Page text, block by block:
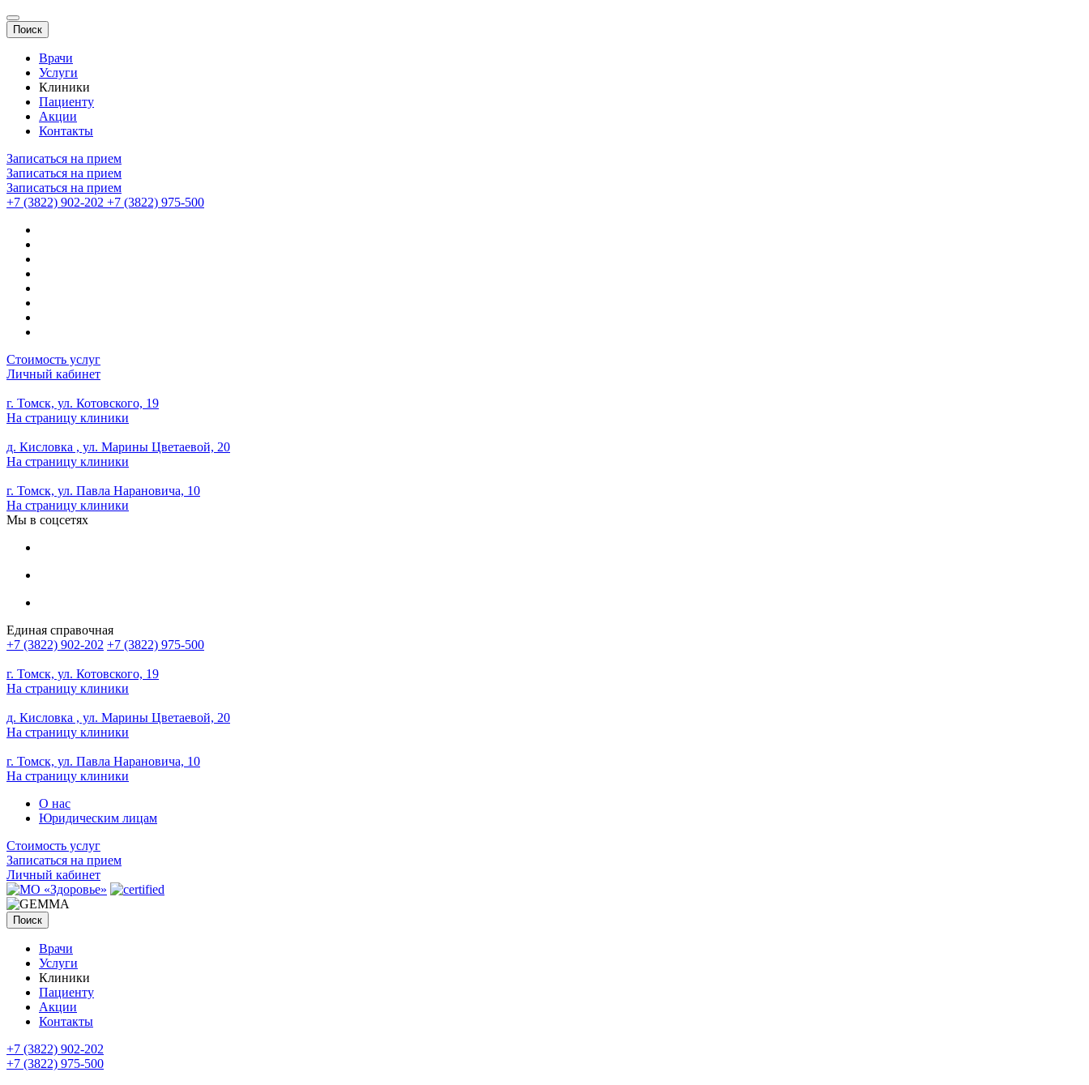
Поиск
Врачи
Услуги
Клиники
Пациенту
Акции
Контакты
Записаться на прием
Записаться на прием
Записаться на прием
+7 (3822) 902-202 +7 (3822) 975-500
Стоимость услуг
Личный кабинет
г. Томск, ул. Котовского, 19
На страницу клиники
д. Кисловка , ул. Марины Цветаевой, 20
На страницу клиники
г. Томск, ул. Павла Нарановича, 10
На страницу клиники
Мы в соцсетях
Единая справочная
+7 (3822) 902-202 +7 (3822) 975-500
г. Томск, ул. Котовского, 19
На страницу клиники
д. Кисловка , ул. Марины Цветаевой, 20
На страницу клиники
г. Томск, ул. Павла Нарановича, 10
На страницу клиники
О нас
Юридическим лицам
Стоимость услуг
Записаться на прием
Личный кабинет
Поиск
Врачи
Услуги
Клиники
Пациенту
Акции
Контакты
+7 (3822) 902-202
+7 (3822) 975-500